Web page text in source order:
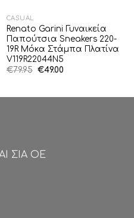
CASUAL
Renato Garini Γυναικεία
Παπούτσια Sneakers 220-
19R Μόκα Στάμπα Πλατίνα
V119R22044N5
€79.95 Original
€49.00Η
ΣΙΑ ΟΕ